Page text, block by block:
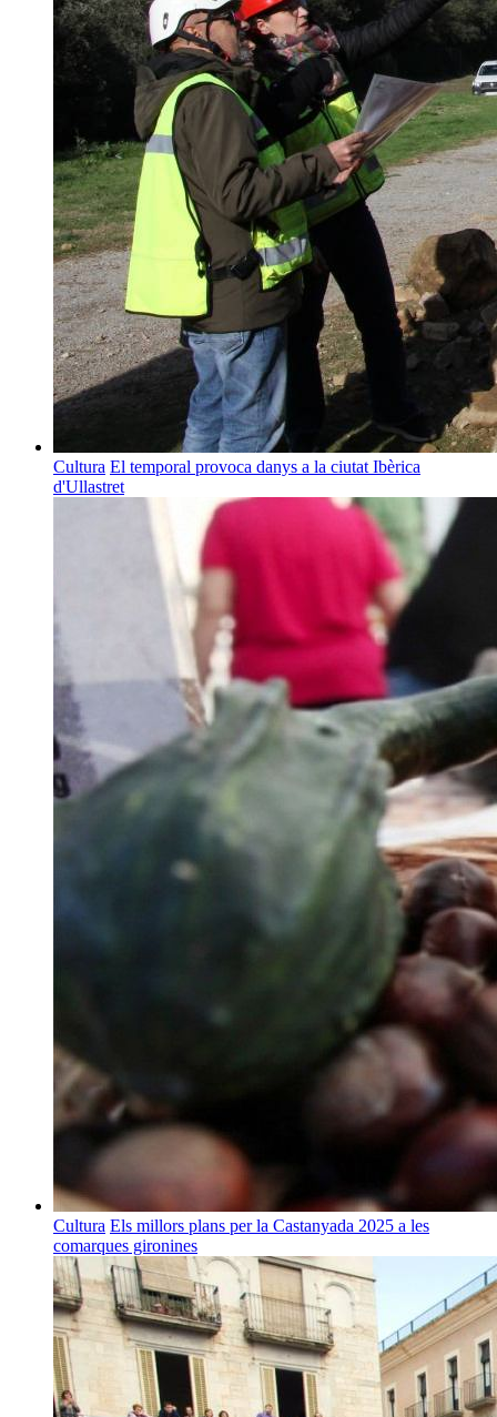
Cultura El temporal provoca danys a la ciutat Ibèrica
d'Ullastret
Cultura Els millors plans per la Castanyada 2025 a les
comarques gironines